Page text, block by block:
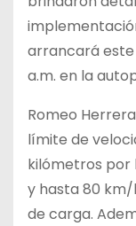
arrancará este
a.m. en la
Romeo
límite de
kilómetros por
y hasta 80
de carga.